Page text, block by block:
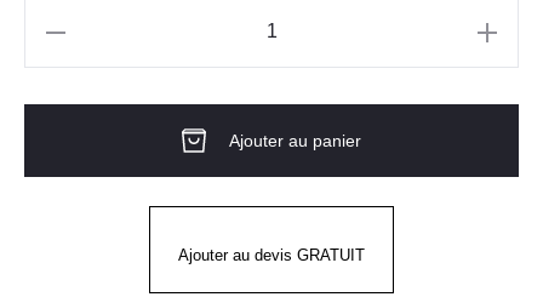
court
Ajouter au panier
Ajouter au devis GRATUIT